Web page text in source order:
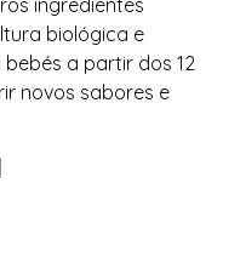
ingredientes
biológica e
a partir dos 12
novos sabores e